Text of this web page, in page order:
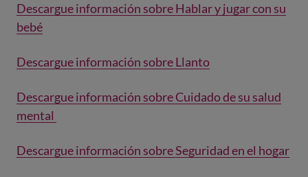
Descargue información sobre Hablar y jugar con su
bebé
Descargue información sobre Llanto
Descargue información sobre Cuidado de su salud
mental
Descargue información sobre Seguridad en el hogar